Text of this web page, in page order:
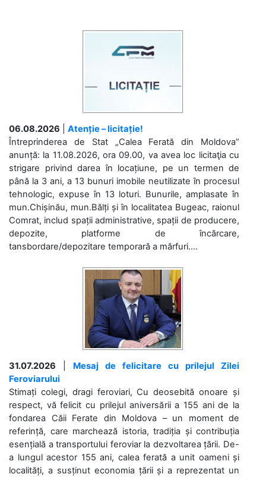
06.08.2026
Atenție – licitație!
Întreprinderea de Stat „Calea Ferată din Moldova”
anunță: la 11.08.2026, ora 09.00, va avea loc licitaţia cu
strigare privind darea în locațiune, pe un termen de
până la 3 ani, a 13 bunuri imobile neutilizate în procesul
tehnologic, expuse în 13 loturi. Bunurile, amplasate în
mun.Chișinău, mun.Bălți și în localitatea Bugeac, raionul
Comrat, includ spații administrative, spații de producere,
depozite, platforme de încărcare,
tansbordare/depozitare temporară a mărfuri....
31.07.2026
Mesaj de felicitare cu prilejul Zilei
Feroviarului
Stimați colegi, dragi feroviari, Cu deosebită onoare și
respect, vă felicit cu prilejul aniversării a 155 ani de la
fondarea Căii Ferate din Moldova – un moment de
referință, care marchează istoria, tradiția și contribuția
esențială a transportului feroviar la dezvoltarea țării. De-
a lungul acestor 155 ani, calea ferată a unit oameni și
localități, a susținut economia țării și a reprezentat un